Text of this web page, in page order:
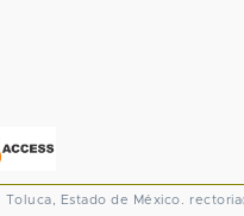
Toluca, Estado de México.